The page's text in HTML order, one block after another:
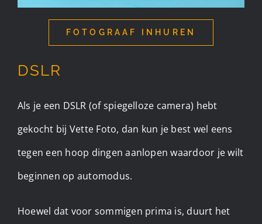
FOTOGRAAF INHUREN
DSLR
Als je een DSLR (of spiegelloze camera) hebt
gekocht bij Vette Foto, dan kun je best wel eens
tegen een hoop dingen aanlopen waardoor je wilt
beginnen op automodus.
Hoewel dat voor sommigen prima is, duurt het